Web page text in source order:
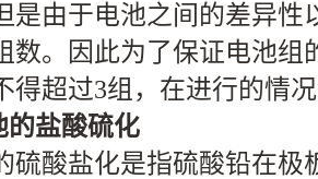
是由于电池之间的差异性
数。因此为了保证电池组
得超过3组，在进行的情
的盐酸硫化
硫酸盐化是指硫酸铅在极